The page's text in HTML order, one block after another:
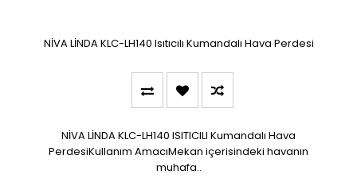
NİVA LİNDA KLC-LH140 Isıtıcılı Kumandalı Hava Perdesi
NİVA LİNDA KLC-LH140 ISITICILI Kumandalı Hava
PerdesiKullanım AmacıMekan içerisindeki havanın
muhafa..